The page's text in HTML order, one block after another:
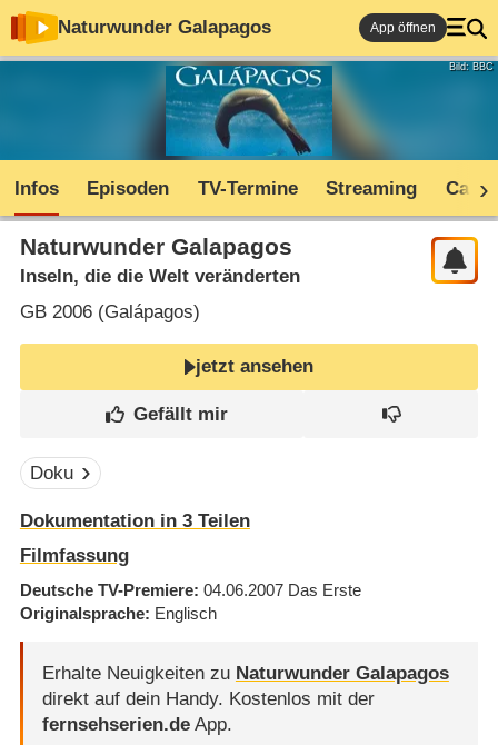
Naturwunder Galapagos App öffnen
Bild: BBC
Infos Episoden TV-Termine Streaming Cast
Naturwunder Galapagos
Inseln, die die Welt veränderten
GB2006 (Galápagos)
jetzt ansehen
Doku
Dokumentation in 3 Teilen
Filmfassung
Deutsche TV-Premiere 04.06.2007 Das Erste
Originalsprache Englisch
Erhalte Neuigkeiten zu Naturwunder Galapagos
direkt auf dein Handy. Kostenlos mit der
fernsehserien.deApp.